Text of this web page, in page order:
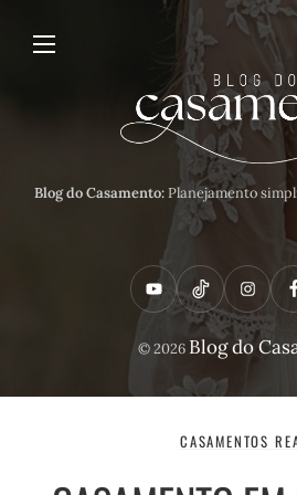
Blog do Casamento:Planejamento
Y
o
t
T
i
t
o
I
n
t
a
© 2026 Blog do
CASAMENTOS